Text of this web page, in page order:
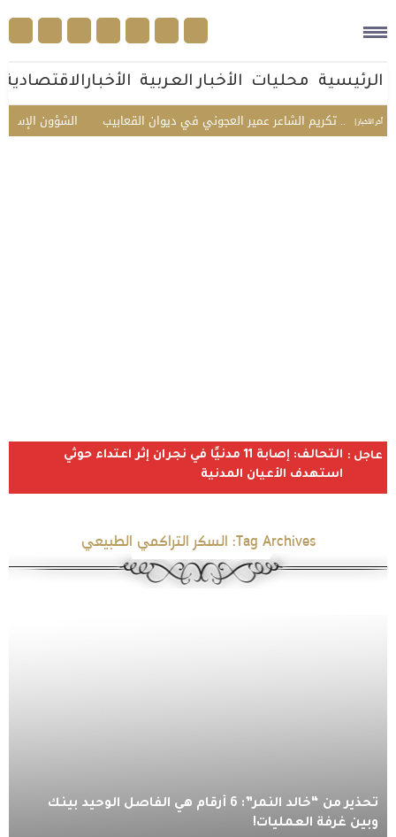
الرئيسية محليات الأخبار العربية الأخبارالاقتصادية
أخر الأخبار | الشؤون تكريم الشاعر عمير العجوني في ديوان القعابيب
عاجل :
التحالف: إصابة 11 مدنيًا في نجران إثر اعتداء حوثي
استهدف الأعيان المدنية
Tag Archives: السكر التراكمي الطبيعي
تحذير من “خالد النمر”: 6 أرقام هي الفاصل الوحيد بينك
وبين غرفة العمليات!